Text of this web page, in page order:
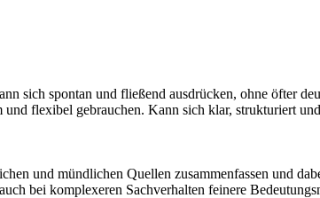
sich spontan und fließend ausdrücken, ohne öfter
flexibel gebrauchen. Kann sich klar, strukturiert
und mündlichen Quellen zusammenfassen und
bei komplexeren Sachverhalten feinere